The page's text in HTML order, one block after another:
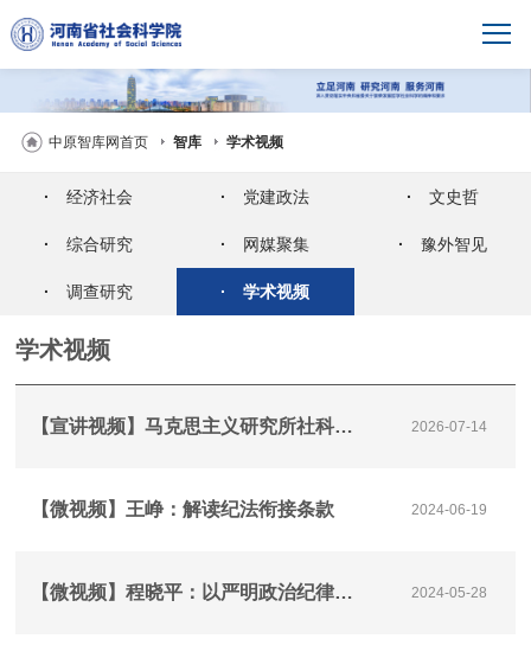
中原智库网首页 智库 学术视频
· 经济社会 · 党建政法 · 文史哲
· 综合研究 · 网媒聚集 · 豫外智见
· 调查研究 · 学术视频
学术视频
【宣讲视频】马克思主义研究所社科青年献礼建党105周年之党建引领绘就乡村振兴新图景 2026-07-14
【微视频】王峥：解读纪法衔接条款 2024-06-19
【微视频】程晓平：以严明政治纪律带动党的纪律全面从严 2024-05-28